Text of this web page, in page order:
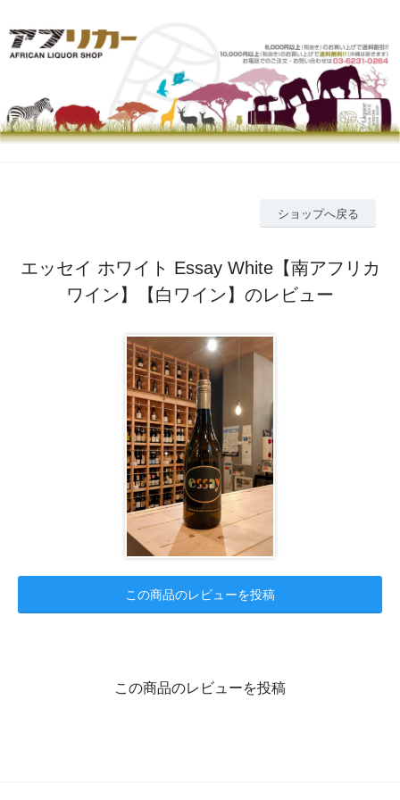
ショップへ戻る
エッセイ ホワイト Essay White【南アフリカ
ワイン】【白ワイン】のレビュー
この商品のレビューを投稿
この商品のレビューを投稿